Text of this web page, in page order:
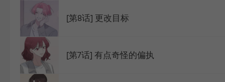
[第8话] 更改目标
[第7话] 有点奇怪的偏执